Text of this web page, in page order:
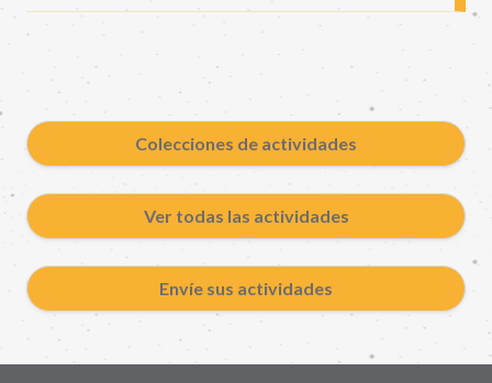
Colecciones de actividades
Ver todas las actividades
Envíe sus actividades